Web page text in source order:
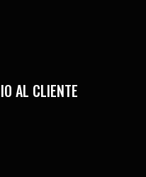
AL CLIENTE